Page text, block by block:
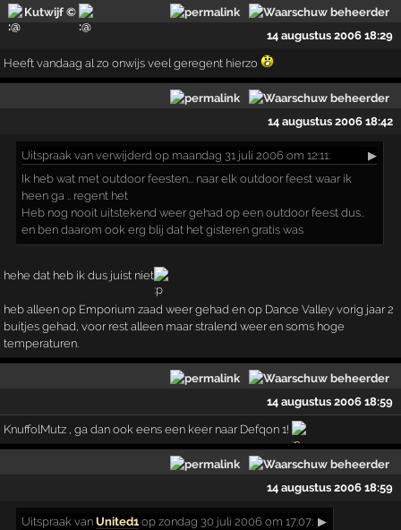
Kutwijf ©
14 augustus 2006 18:29
Heeft vandaag al zo onwijs veel geregent hierzo
14 augustus 2006 18:42
Uitspraak van verwijderd op maandag 31 juli 2006 om 12:11:
▶
Ik heb wat met outdoor feesten... naar elk outdoor feest waar ik
heen ga .. regent het
Heb nog nooit uitstekend weer gehad op een outdoor feest dus..
en ben daarom ook erg blij dat het gisteren gratis was
hehe dat heb ik dus juist niet
heb alleen op Emporium zaad weer gehad en op Dance Valley vorig jaar 2
buitjes gehad, voor rest alleen maar stralend weer en soms hoge
temperaturen.
14 augustus 2006 18:59
KnuffolMutz , ga dan ook eens een keer naar Defqon 1!
14 augustus 2006 18:59
Uitspraak vanUnited1op zondag 30 juli 2006 om 17:07: ▶